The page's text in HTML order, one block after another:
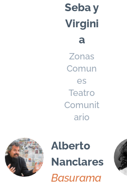
Seba y
Virgini
a
Zonas
Comun
es
Teatro
Comunit
ario
Alberto
Nanclares
Basurama